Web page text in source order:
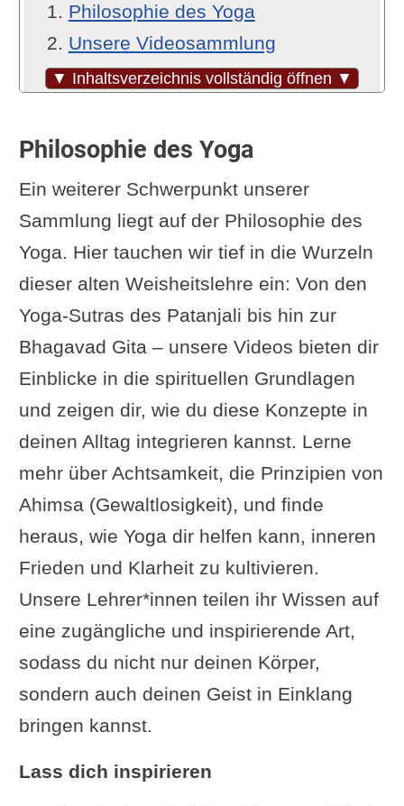
▼ Inhaltsverzeichnis vollständig öffnen ▼
Philosophie des Yoga
Unsere Videosammlung
Samadhi – der Film
von Gendün Rinpoche
Akrobatischer Yoga mit über
100 – die Geheimnisse von
Yogi Swami Yogananda
Auflösung und Verwandlung
von Zorn und Wut
Video: Ishvara Yoga von
Anatoliy Zenchenko
Willigis Jäger: Leben im
Einklang mit mir selber
Durch Meditation zum
glücklichsten Menschen der
Welt
Schneegruss - Asana
Video: Ist Yoga Sport, Trend
oder Religion –
Podiumsdiskussion
Richard David Precht: Zuviel
Wissen!
Moderne Yoga-Stile
„Bewusstsein wahrscheinlich
Philosophie des Yoga
Ein weiterer Schwerpunkt unserer
Sammlung liegt auf der Philosophie des
Yoga. Hier tauchen wir tief in die Wurzeln
dieser alten Weisheitslehre ein: Von den
Yoga-Sutras des Patanjali bis hin zur
Bhagavad Gita – unsere Videos bieten dir
Einblicke in die spirituellen Grundlagen
und zeigen dir, wie du diese Konzepte in
deinen Alltag integrieren kannst. Lerne
mehr über Achtsamkeit, die Prinzipien von
Ahimsa (Gewaltlosigkeit), und finde
heraus, wie Yoga dir helfen kann, inneren
Frieden und Klarheit zu kultivieren.
Unsere Lehrer*innen teilen ihr Wissen auf
eine zugängliche und inspirierende Art,
sodass du nicht nur deinen Körper,
sondern auch deinen Geist in Einklang
bringen kannst.
Lass dich inspirieren